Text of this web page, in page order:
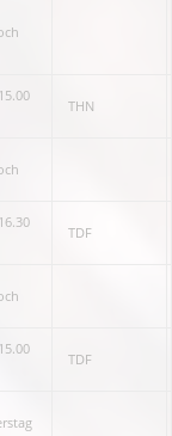
THN
TDF
TDF